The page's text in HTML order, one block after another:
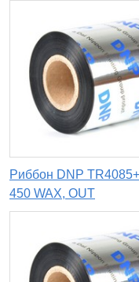
Риббон DNP
450 WAX, OUT